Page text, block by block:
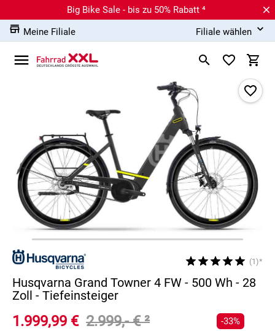
Big Bike Sale - bis zu 50% Rabatt ⁴
Meine Filiale
Filiale wählen
(1)*
Husqvarna Grand Towner 4 FW - 500 Wh - 28
Zoll - Tiefeinsteiger
1.999,99 € 2.999,- €² -33%